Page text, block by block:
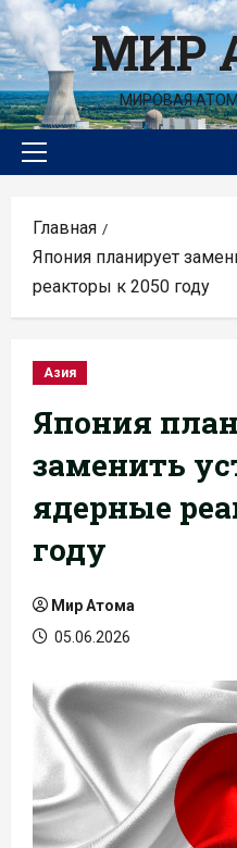
Перейти
к
содержимомуМИР
МИРОВАЯ
Основное
Главная
Япония планирует
реакторы к 2050 году
Азия
Япония
заменить
ядерные
году
Мир Атома
05.06.2026